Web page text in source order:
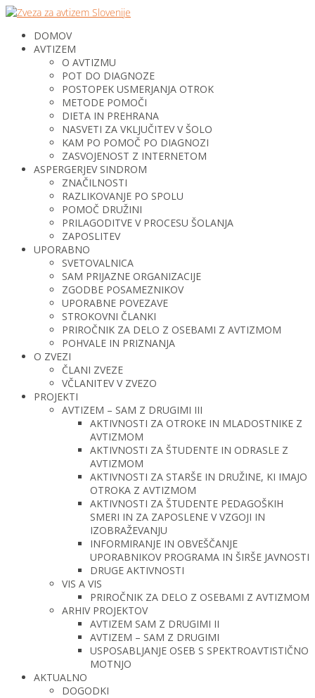
DOMOV
AVTIZEM
O AVTIZMU
POT DO DIAGNOZE
POSTOPEK USMERJANJA OTROK
METODE POMOČI
DIETA IN PREHRANA
NASVETI ZA VKLJUČITEV V ŠOLO
KAM PO POMOČ PO DIAGNOZI
ZASVOJENOST Z INTERNETOM
ASPERGERJEV SINDROM
ZNAČILNOSTI
RAZLIKOVANJE PO SPOLU
POMOČ DRUŽINI
PRILAGODITVE V PROCESU ŠOLANJA
ZAPOSLITEV
UPORABNO
SVETOVALNICA
SAM PRIJAZNE ORGANIZACIJE
ZGODBE POSAMEZNIKOV
UPORABNE POVEZAVE
STROKOVNI ČLANKI
PRIROČNIK ZA DELO Z OSEBAMI Z AVTIZMOM
POHVALE IN PRIZNANJA
O ZVEZI
ČLANI ZVEZE
VČLANITEV V ZVEZO
PROJEKTI
AVTIZEM – SAM Z DRUGIMI III
AKTIVNOSTI ZA OTROKE IN MLADOSTNIKE Z
AVTIZMOM
AKTIVNOSTI ZA ŠTUDENTE IN ODRASLE Z
AVTIZMOM
AKTIVNOSTI ZA STARŠE IN DRUŽINE, KI IMAJO
OTROKA Z AVTIZMOM
AKTIVNOSTI ZA ŠTUDENTE PEDAGOŠKIH
SMERI IN ZA ZAPOSLENE V VZGOJI IN
IZOBRAŽEVANJU
INFORMIRANJE IN OBVEŠČANJE
UPORABNIKOV PROGRAMA IN ŠIRŠE JAVNOSTI
DRUGE AKTIVNOSTI
VIS A VIS
PRIROČNIK ZA DELO Z OSEBAMI Z AVTIZMOM
ARHIV PROJEKTOV
AVTIZEM SAM Z DRUGIMI II
AVTIZEM – SAM Z DRUGIMI
USPOSABLJANJE OSEB S SPEKTROAVTISTIČNO
MOTNJO
AKTUALNO
DOGODKI